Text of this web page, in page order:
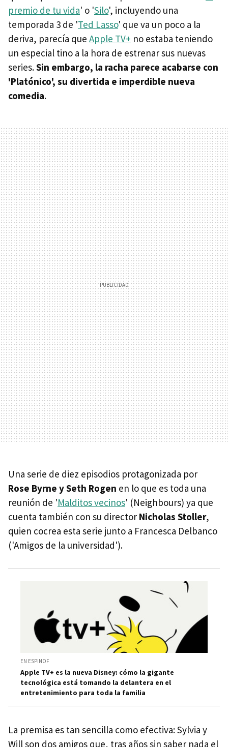
premio de tu vida' o 'Silo', incluyendo una
temporada 3 de 'Ted Lasso' que va un poco a la
deriva, parecía que Apple TV+ no estaba teniendo
un especial tino a la hora de estrenar sus nuevas
series.Sin embargo, la racha parece acabarse con
'Platónico', su divertida e imperdible nueva
comedia.
Una serie de diez episodios protagonizada por
Rose Byrne y Seth Rogen en lo que es toda una
reunión de 'Malditos vecinos' (Neighbours) ya que
cuenta también con su director Nicholas Stoller,
quien cocrea esta serie junto a Francesca Delbanco
('Amigos de la universidad').
EN ESPINOF
Apple TV+ es la nueva Disney: cómo la gigante
tecnológica está tomando la delantera en el
entretenimiento para toda la familia
La premisa es tan sencilla como efectiva: Sylvia y
Will son dos amigos que, tras años sin saber nada el